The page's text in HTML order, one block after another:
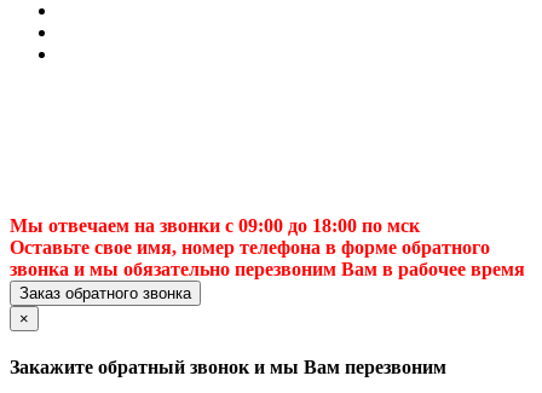
Мы отвечаем на звонки с 09:00 до 18:00 по мск
Оставьте свое имя, номер телефона в форме обратного
звонка и мы обязательно перезвоним Вам в рабочее время
Заказ обратного звонка
×
Закажите обратный звонок и мы Вам перезвоним